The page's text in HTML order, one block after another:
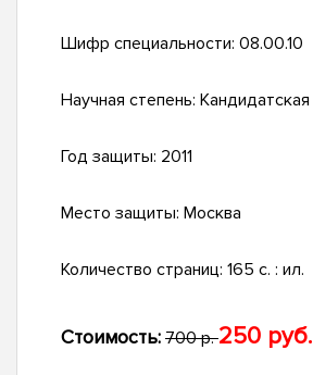
Шифр специальности: 08.00.10
Научная степень: Кандидатская
Год защиты: 2011
Место защиты: Москва
Количество страниц: 165 с. : ил.
Стоимость: 700 р.250 руб.